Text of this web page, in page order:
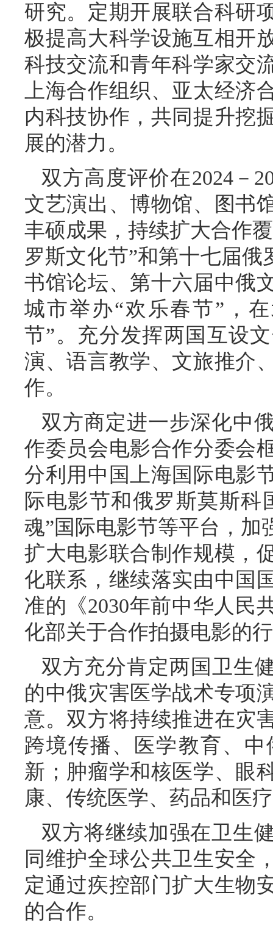
研究。定期开展联合科研
极提高大科学设施互相开
科技交流和青年科学家交
上海合作组织、亚太经济
内科技协作，共同提升挖
展的潜力。
双方高度评价在2024－
文艺演出、博物馆、图书
丰硕成果，持续扩大合作
罗斯文化节”和第十七届俄
书馆论坛、第十六届中俄
城市举办“欢乐春节”，
节”。充分发挥两国互设
演、语言教学、文旅推介
作。
双方商定进一步深化中
作委员会电影合作分委会
分利用中国上海国际电影
际电影节和俄罗斯莫斯科
魂”国际电影节等平台，加
扩大电影联合制作规模，
化联系，继续落实由中国
准的《2030年前中华人民
化部关于合作拍摄电影的
双方充分肯定两国卫生
的中俄灾害医学战术专项
意。双方将持续推进在灾
跨境传播、医学教育、
新；肿瘤学和核医学、眼
康、传统医学、药品和医
双方将继续加强在卫生
同维护全球公共卫生安全
定通过疾控部门扩大生物
的合作。